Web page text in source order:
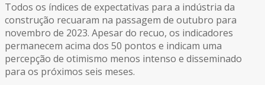
Todos os índices de expectativas para a indústria da
construção recuaram na passagem de outubro para
novembro de 2023. Apesar do recuo, os indicadores
permanecem acima dos 50 pontos e indicam uma
percepção de otimismo menos intenso e disseminado
para os próximos seis meses.